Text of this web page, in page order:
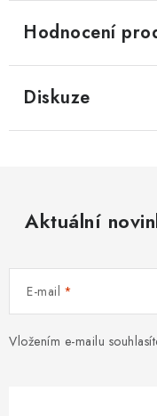
Hodnocení
Diskuze
Aktuální
E-mail
Vložením e-mailu